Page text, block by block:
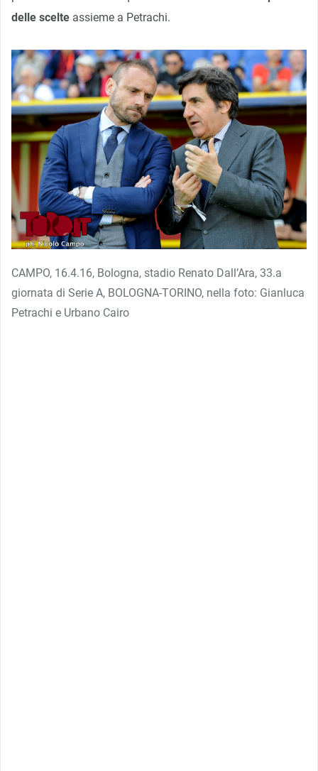
delle scelte assieme a Petrachi.
CAMPO, 16.4.16, Bologna, stadio Renato Dall’Ara, 33.a
giornata di Serie A, BOLOGNA-TORINO, nella foto: Gianluca
Petrachi e Urbano Cairo